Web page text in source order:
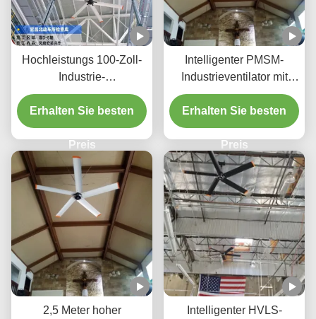
Hochleistungs 100-Zoll-
Industrie-
Deckenventilator für
große Lagerhallen mit
bürstenlosem
Wechselstrommotor
Erhalten Sie besten
Preis
Intelligenter PMSM-
Industrieventilator mit
geringem Geräuschpegel
für globale
Lüftungslösungen
Erhalten Sie besten
Preis
2,5 Meter hoher
Intelligenter HVLS-